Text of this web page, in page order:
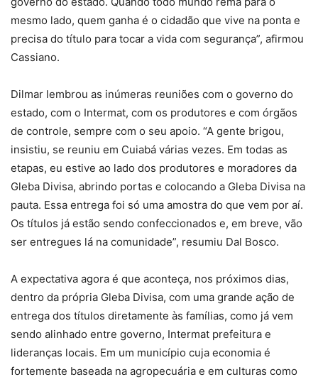
mesmo lado, quem ganha é o cidadão que vive na ponta e
precisa do título para tocar a vida com segurança”, afirmou
Cassiano.
Dilmar lembrou as inúmeras reuniões com o governo do
estado, com o Intermat, com os produtores e com órgãos
de controle, sempre com o seu apoio. “A gente brigou,
insistiu, se reuniu em Cuiabá várias vezes. Em todas as
etapas, eu estive ao lado dos produtores e moradores da
Gleba Divisa, abrindo portas e colocando a Gleba Divisa na
pauta. Essa entrega foi só uma amostra do que vem por aí.
Os títulos já estão sendo confeccionados e, em breve, vão
ser entregues lá na comunidade”, resumiu Dal Bosco.
A expectativa agora é que aconteça, nos próximos dias,
dentro da própria Gleba Divisa, com uma grande ação de
entrega dos títulos diretamente às famílias, como já vem
sendo alinhado entre governo, Intermat prefeitura e
lideranças locais. Em um município cuja economia é
fortemente baseada na agropecuária e em culturas como